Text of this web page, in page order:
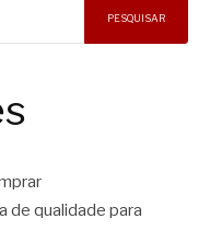
PESQUISAR
de qualidade para